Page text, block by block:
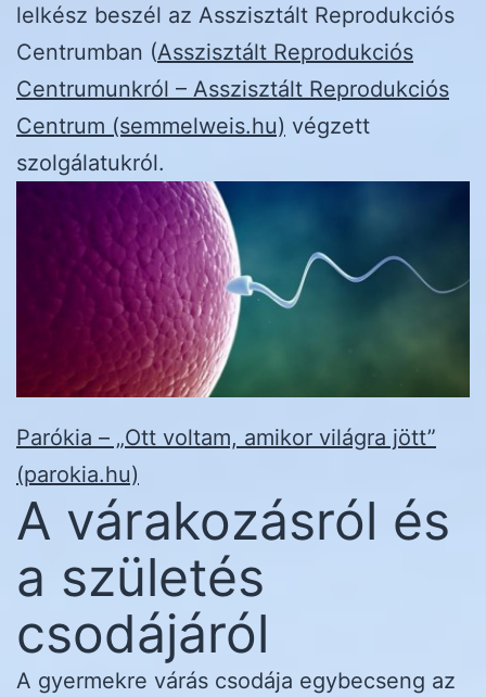
lelkész beszél az Asszisztált Reprodukciós
Centrumban (Asszisztált Reprodukciós
Centrumunkról – Asszisztált Reprodukciós
Centrum (semmelweis.hu) végzett
szolgálatukról.
Parókia – „Ott voltam, amikor világra jött”
(parokia.hu)
A várakozásról és
a születés
csodájáról
A gyermekre várás csodája egybecseng az